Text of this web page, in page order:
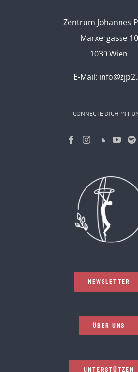
Zentrum Johannes
Marxergasse 10
1030 Wien
E-Mail:
CONNECTE DICH MIT
NEWSLETTER
ÜBER UNS
UNTERSTÜTZEN